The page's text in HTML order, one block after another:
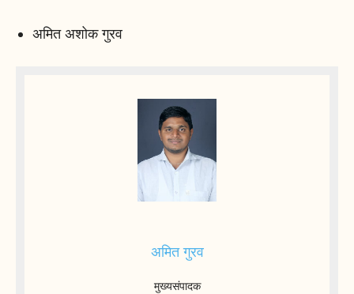
अमित अशोक गुरव
अमित गुरव
मुख्यसंपादक